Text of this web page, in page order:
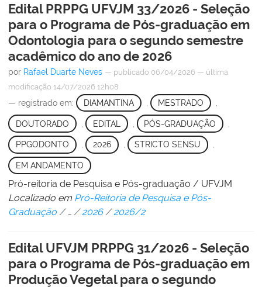
Edital PRPPG UFVJM 33/2026 - Seleção
para o Programa de Pós-graduação em
Odontologia para o segundo semestre
acadêmico do ano de 2026
por Rafael Duarte Neves — publicado 06/04/2026 — última
modificação 14/07/2026 12h08
— registrado em: DIAMANTINA MESTRADO
DOUTORADO EDITAL PÓS-GRADUAÇÃO
PPGODONTO , 2026 , STRICTO SENSU ,
EM ANDAMENTO
Pró-reitoria de Pesquisa e Pós-graduação / UFVJM
Localizado em Pró-Reitoria de Pesquisa e Pós-
Graduação /… /2026 /2026/2
Edital UFVJM PRPPG 31/2026 - Seleção
para o Programa de Pós-graduação em
Produção Vegetal para o segundo